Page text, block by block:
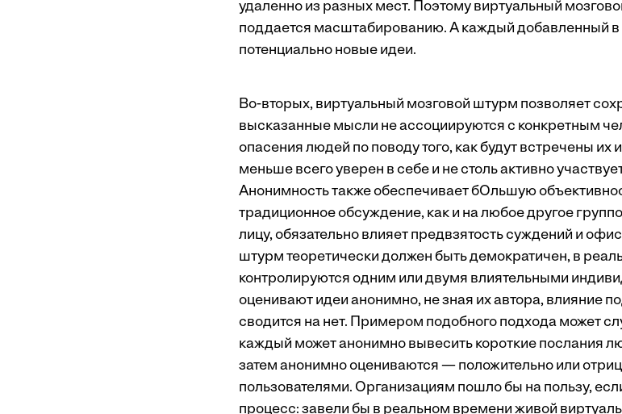
удаленно из разных мест. Поэтому виртуальный
поддается масштабированию. А каждый добавленный в
потенциально новые идеи.
Во-вторых, виртуальный мозговой штурм позволяет
высказанные мысли не ассоциируются с конкретным
опасения людей по поводу того, как будут встречены их
меньше всего уверен в себе и не столь активно
Анонимность также обеспечивает бОльшую
традиционное обсуждение, как и на любое другое
лицу, обязательно влияет предвзятость суждений и
штурм теоретически должен быть демократичен, в
контролируются одним или двумя влиятельными
оценивают идеи анонимно, не зная их автора, влияние
сводится на нет. Примером подобного подхода может
каждый может анонимно вывесить короткие послания
затем анонимно оцениваются — положительно или
пользователями. Организациям пошло бы на пользу,
процесс: завели бы в реальном времени живой